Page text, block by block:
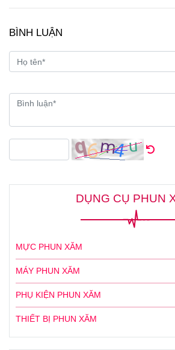
BÌNH LUẬN
DỤNG CỤ PHUN
MỰC PHUN XĂM
MÁY PHUN XĂM
PHỤ KIỆN PHUN XĂM
THIẾT BỊ PHUN XĂM